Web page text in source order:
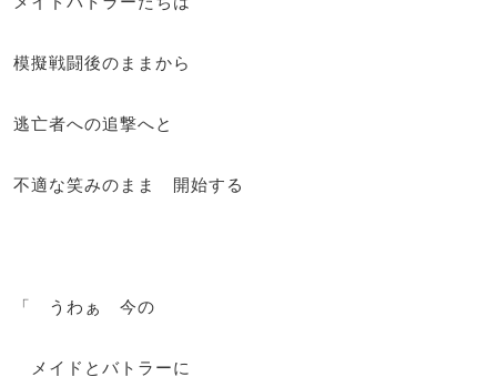
模擬戦闘後のままから
逃亡者への追撃へと
不適な笑みのまま 開始する
「 うわぁ 今の
メイドとバトラーに